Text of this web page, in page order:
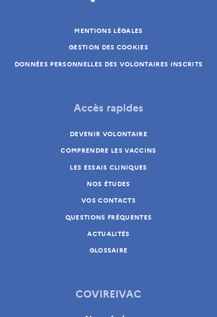
MENTIONS LÉGALES
GESTION DES COOKIES
DONNÉES PERSONNELLES DES VOLONTAIRES INSCRITS
Accès rapides
DEVENIR VOLONTAIRE
COMPRENDRE LES VACCINS
LES ESSAIS CLINIQUES
NOS ÉTUDES
VOS CONTACTS
QUESTIONS FRÉQUENTES
ACTUALITÉS
GLOSSAIRE
COVIREIVAC